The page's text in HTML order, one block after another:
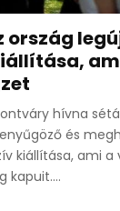
ország
hívna
és
kiállítása, ami a
kapuit....